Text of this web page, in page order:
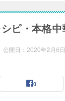
ピ・本格中
公開日： 2020年2月6日
0